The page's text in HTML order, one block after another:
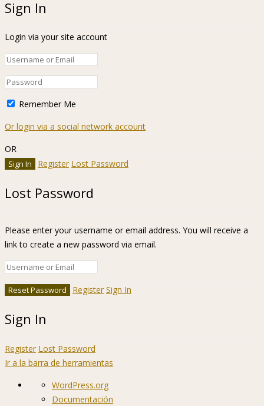
Sign In
Login via your site account
Remember Me
Or login via a social network account
OR
Register Lost Password
Lost Password
Please enter your username or email address. You will receive a
link to create a new password via email.
Register Sign In
Sign In
Register Lost Password
Ir a la barra de herramientas
AcercaWordPress.org
Documentación